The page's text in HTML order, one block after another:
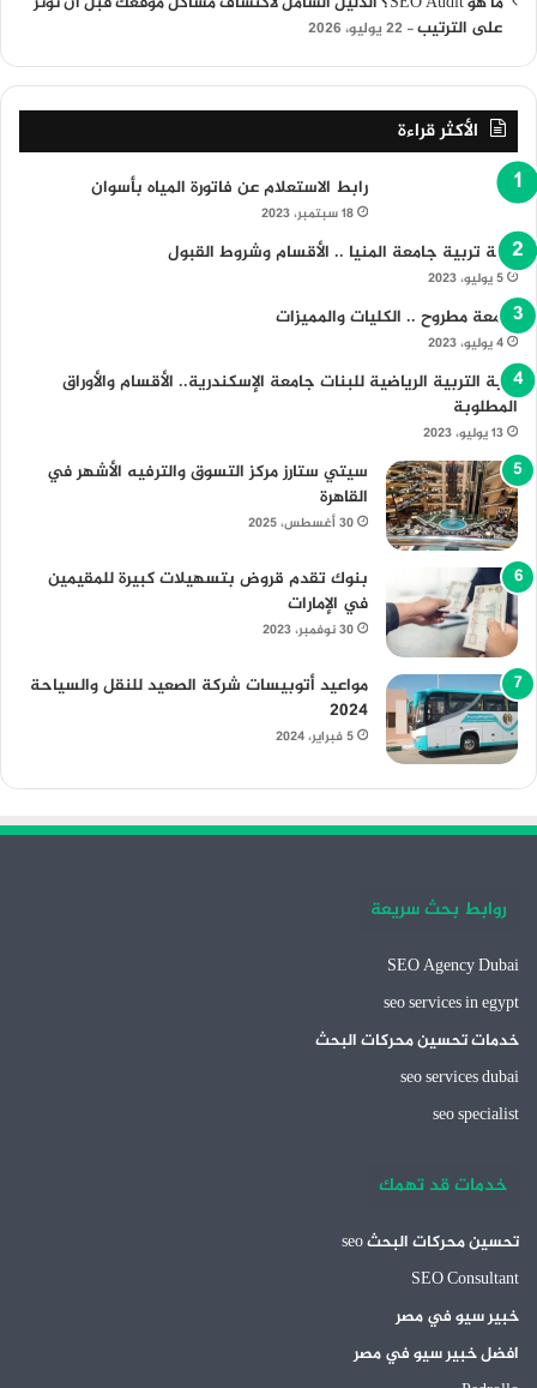
على الترتيب 22 يوليو، 2026
الأكثر قراءة
رابط الاستعلام عن فاتورة المياه بأسوان
18 سبتمبر، 2023
كلية تربية جامعة المنيا .. الأقسام وشروط القبول
5 يوليو، 2023
جامعة مطروح .. الكليات والمميزات
4 يوليو، 2023
كلية التربية الرياضية للبنات جامعة الإسكندرية.. الأقسام والأوراق
المطلوبة
13 يوليو، 2023
سيتي ستارز مركز التسوق والترفيه الأشهر في
القاهرة
30 أغسطس، 2025
بنوك تقدم قروض بتسهيلات كبيرة للمقيمين
في الإمارات
30 نوفمبر، 2023
مواعيد أتوبيسات شركة الصعيد للنقل والسياحة
2024
5 فبراير، 2024
روابط بحث سريعة
SEO Agency Dubai
seo services in egypt
خدمات تحسين محركات البحث
seo services dubai
seo specialist
خدمات قد تهمك
تحسين محركات البحث seo
SEO Consultant
خبير سيو في مصر
افضل خبير سيو في مصر